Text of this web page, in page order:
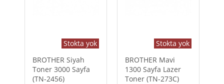
Stokta yok
BROTHER Siyah
Toner 3000 Sayfa
(TN-2456)
Stokta yok
BROTHER Mavi
1300 Sayfa Lazer
Toner (TN-273C)